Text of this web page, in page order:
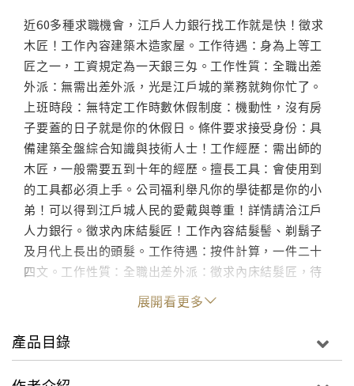
近60多種求職機會，江戶人力銀行找工作就是快！徵求
木匠！工作內容建築木造家屋。工作待遇：身為上等工
匠之一，工資規定為一天銀三匁。工作性質：全職出差
外派：無需出差外派，光是江戶城的業務就夠你忙了。
上班時段：無特定工作時數休假制度：機動性，沒有房
子要蓋的日子就是你的休假日。條件要求接受身份：具
備建築全盤綜合知識與技術人士！工作經歷：需出師的
木匠，一般需要五到十年的經歷。擅長工具：會使用到
的工具都必須上手。公司福利舉凡你的學徒都是你的小
弟！可以得到江戶城人民的愛戴與尊重！詳情請洽江戶
人力銀行。徵求內床結髮匠！工作內容結髮髻、剃鬍子
及月代上長出的頭髮。工作待遇：按件計算，一件二十
四文。工作性質：全職出差外派：徵求內床結髮匠，待
在店裡服務即可。上班時段：日出到日落，有用餐休息
時間。條件要求接受身份： 師傅工作經歷： 必須有十年
以上的工作經驗！擅長工具： 結髮、剃髮用工具每一樣
都要拿手。公司福利包食宿。旗下有兩到三名學徒，他
展開看更多
產品目錄